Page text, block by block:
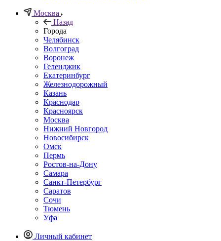
Москва
Назад
Города
Челябинск
Волгоград
Воронеж
Геленджик
Екатеринбург
Железнодорожный
Казань
Краснодар
Красноярск
Москва
Нижний Новгород
Новосибирск
Омск
Пермь
Ростов-на-Дону
Самара
Санкт-Петербург
Саратов
Сочи
Тюмень
Уфа
Личный кабинет